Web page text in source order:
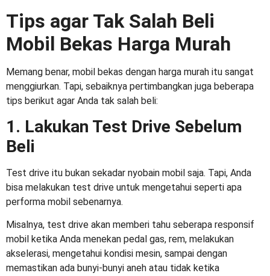
Tips agar Tak Salah Beli
Mobil Bekas Harga Murah
Memang benar, mobil bekas dengan harga murah itu sangat
menggiurkan. Tapi, sebaiknya pertimbangkan juga beberapa
tips berikut agar Anda tak salah beli:
1. Lakukan Test Drive Sebelum
Beli
Test drive itu bukan sekadar nyobain mobil saja. Tapi, Anda
bisa melakukan test drive untuk mengetahui seperti apa
performa mobil sebenarnya.
Misalnya, test drive akan memberi tahu seberapa responsif
mobil ketika Anda menekan pedal gas, rem, melakukan
akselerasi, mengetahui kondisi mesin, sampai dengan
memastikan ada bunyi-bunyi aneh atau tidak ketika